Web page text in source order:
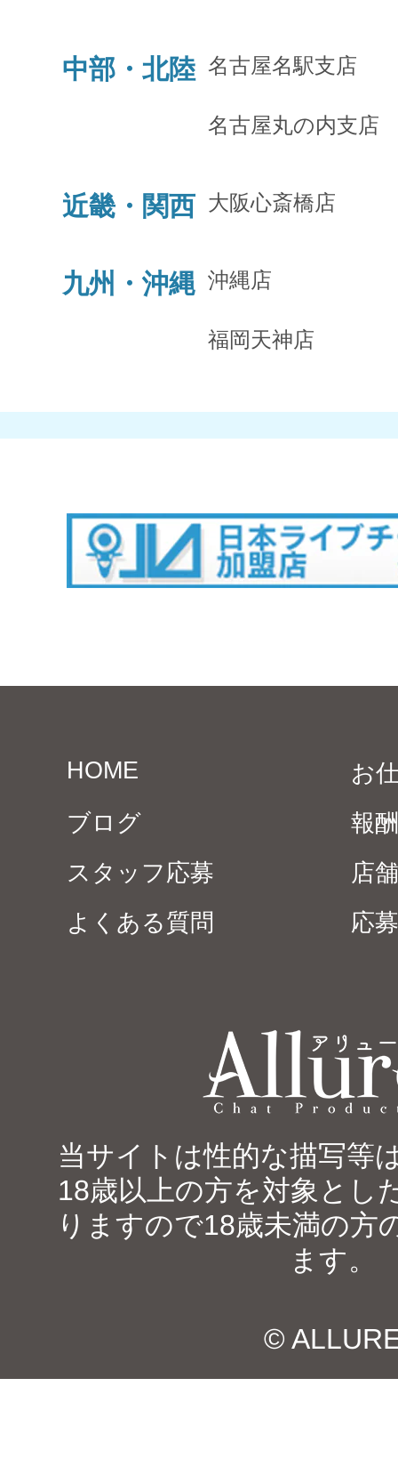
中部・北陸 名古屋名駅支店
名古屋丸の内支店
近畿・関西 大阪心斎橋店
九州・沖縄 沖縄店
福岡天神店
HOME
お
ブログ
報
スタッフ応募
店
よくある質問
応
当サイトは性的な描写等
18歳以上の方を対象とし
りますので18歳未満の方
ます。
©